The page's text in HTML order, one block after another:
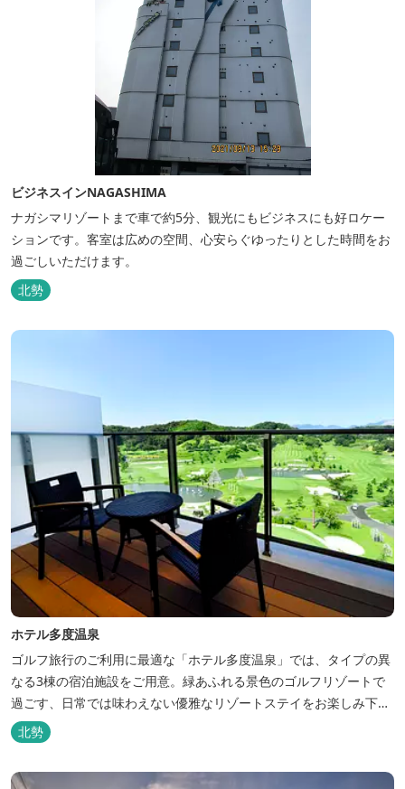
ビジネスインNAGASHIMA
ナガシマリゾートまで車で約5分、観光にもビジネスにも好ロケー
ションです。客室は広めの空間、心安らぐゆったりとした時間をお
過ごしいただけます。
北勢
ホテル多度温泉
ゴルフ旅行のご利用に最適な「ホテル多度温泉」では、タイプの異
なる3棟の宿泊施設をご用意。緑あふれる景色のゴルフリゾートで
過ごす、日常では味わえない優雅なリゾートステイをお楽しみ下さ
い。
北勢